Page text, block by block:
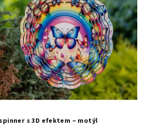
s 3D efektem – motýl